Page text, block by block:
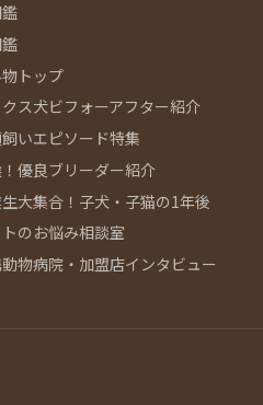
トップ
ス犬ビフォーアフター紹介
いエピソード特集
優良ブリーダー紹介
大集合！子犬・子猫の1年後
のお悩み相談室
物病院・加盟店インタビュー